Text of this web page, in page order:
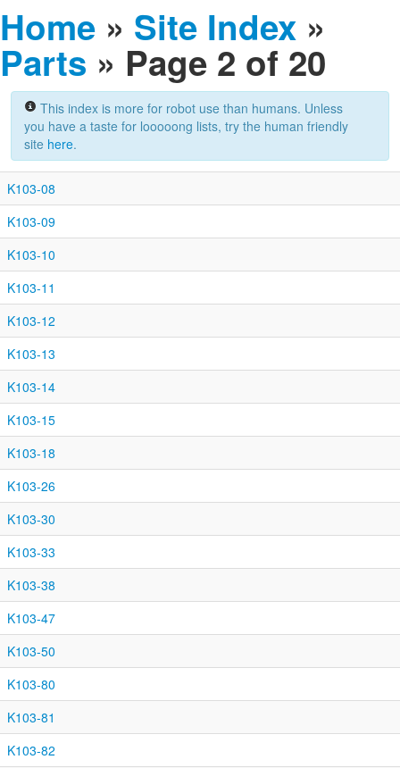
Home » Site Index »
Parts » Page 2 of 20
This index is more for robot use than humans. Unless
you have a taste for looooong lists, try the human friendly
site here.
K103-08
K103-09
K103-10
K103-11
K103-12
K103-13
K103-14
K103-15
K103-18
K103-26
K103-30
K103-33
K103-38
K103-47
K103-50
K103-80
K103-81
K103-82